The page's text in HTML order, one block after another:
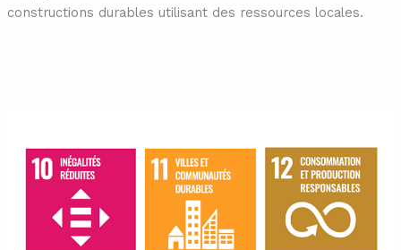
constructions durables utilisant des ressources locales.